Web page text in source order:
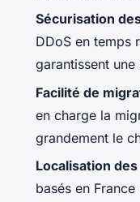
Sécurisation
DDoS en temps
garantissent
Facilité de
en charge la
grandement le
Localisation
basés en